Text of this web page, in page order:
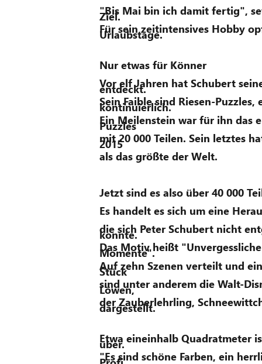
"Bis Mai bin ich damit fertig",
Ziel.
Für sein zeitintensives Hobby
Urlaubstage.
Nur etwas für Könner
Vor elf Jahren hat Schubert
entdeckt.
Sein Faible sind Riesen-
kontinuierlich.
Ein Meilenstein war für ihn das
Puzzles
mit 20 000 Teilen. Sein letztes
2015
als das größte der Welt.
Jetzt sind es also über 40 000
Es handelt es sich um eine
die sich Peter Schubert nicht
konnte.
Das Motiv heißt
Momente".
Auf zehn Szenen verteilt und
Stück
sind unter anderem die Walt-
Löwen,
der Zauberlehrling,
dargestellt.
Etwa eineinhalb Quadratmeter
über.
"Es sind schöne Farben, ein